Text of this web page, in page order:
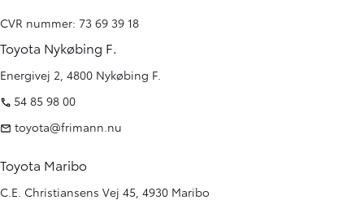
CVR nummer: 73 69 39 18
Toyota Nykøbing F.
Energivej 2, 4800 Nykøbing F.
54 85 98 00
toyota@frimann.nu
Toyota Maribo
C.E. Christiansens Vej 45, 4930 Maribo